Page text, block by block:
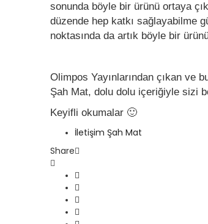
sonunda böyle bir ürünü ortaya
düzende hep katkı sağlayabilme
noktasında da artık böyle bir
Olimpos Yayınlarından çıkan ve
Şah Mat, dolu dolu içeriğiyle sizi
Keyifli okumalar 🙂
İletişim Şah Mat
Share